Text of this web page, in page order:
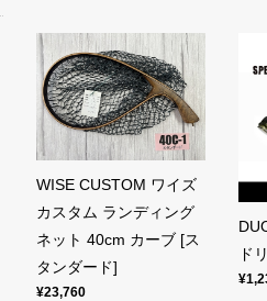
WISE CUSTOM ワイズ
カスタム ランディング
ネット 40cm カーブ [ス
タンダード]
¥23,760
ド